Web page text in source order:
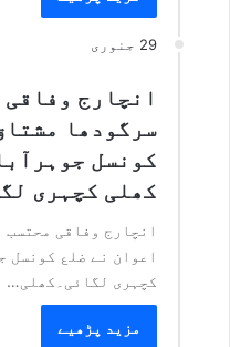
29 جنوری
انچارج
سرگودھا
کونسل
کھلی کچہری
انچارج وفاقی
اعوان نے ضلع کونسل
کچہری لگائی۔کھلی…
مزید پڑھیے